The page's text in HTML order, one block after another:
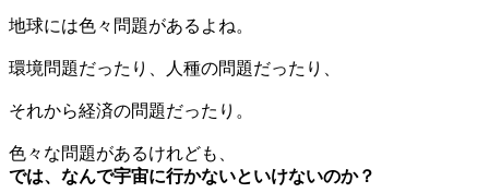
地球には色々問題があるよね。
環境問題だったり、人種の問題だったり、
それから経済の問題だったり。
色々な問題があるけれども、
では、なんで宇宙に行かないといけないのか？